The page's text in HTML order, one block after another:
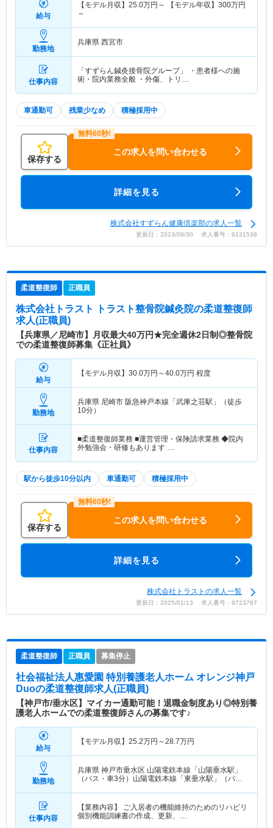
給与
【モデル月収】 25.0万円～ 【モデル年収】 300万円
～
勤務地
兵庫県 西宮市
仕事内容
「すずらん鍼灸接骨院グループ」 ・患者様への施
術・院内業務全般 ・外傷、トリ…
車通勤可 残業少なめ 積極採用中
保存する
この求人を問い合わせる
詳細を見る
株式会社すずらん健康倶楽部の求人一覧
更新日：2023/08/30 求人番号：9131538
柔道整復師 正職員
株式会社トラスト トラスト整骨院鍼灸院の柔道整復師
求人(正職員)
【兵庫県／尼崎市】月収最大40万円★完全週休2日制◎整骨院
での柔道整復師募集《正社員》
給与
【モデル月収】 30.0万円～40.0万円 程度
勤務地
兵庫県 尼崎市 阪急神戸本線「武庫之荘駅」（徒歩
10分）
仕事内容
■柔道整復師業務 ■運営管理・保険請求業務 ◆院内
外勉強会・研修もあります …
駅から徒歩10分以内 車通勤可 積極採用中
保存する
この求人を問い合わせる
詳細を見る
株式会社トラストの求人一覧
更新日：2025/01/13 求人番号：9723787
柔道整復師 正職員 募集停止
社会福祉法人惠愛園 特別養護老人ホーム オレンジ神戸
Duoの柔道整復師求人(正職員)
【神戸市/垂水区】マイカー通勤可能！退職金制度あり◎特別養
護老人ホームでの柔道整復師さんの募集です♪
給与
【モデル月収】 25.2万円～28.7万円
勤務地
兵庫県 神戸市垂水区 山陽電鉄本線「山陽垂水駅」
（バス・車3分）山陽電鉄本線「東垂水駅」（バ
仕事内容
【業務内容】 ご入居者の機能維持のためのリハビリ
個別機能訓練書の作成、更新、…